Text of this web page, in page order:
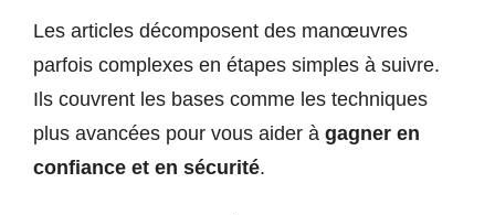
Les articles décomposent des manœuvres
parfois complexes en étapes simples à suivre.
Ils couvrent les bases comme les techniques
plus avancées pour vous aider à gagner en
confiance et en sécurité.